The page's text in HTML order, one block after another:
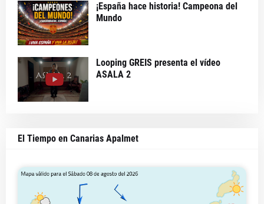
¡España hace historia! Campeona del
Mundo
Looping GREIS presenta el vídeo
ASALA 2
El Tiempo en Canarias Apalmet